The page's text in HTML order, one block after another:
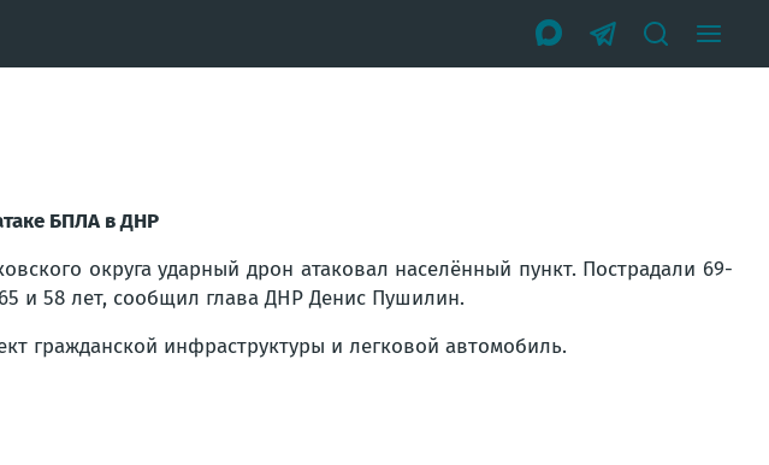
БПЛА в ДНР
округа ударный дрон атаковал населённый пункт. Пострадали 69-
и 58 лет, сообщил глава ДНР Денис Пушилин.
гражданской инфраструктуры и легковой автомобиль.